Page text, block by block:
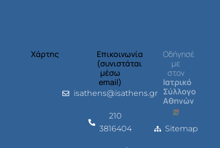
Χάρτης
Επικοινωνία
(συνιστάται
μέσω
email)
isathens@isathens.gr
210
3816404
Οδήγησέ
με
στον
Ιατρικό
Σύλλογο
Αθηνών
Sitemap